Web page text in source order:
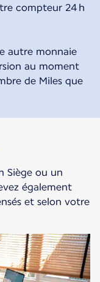
compteur 24 h
autre monnaie
au moment
de Miles que
Siège ou un
également
et selon votre